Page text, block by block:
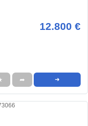
12.800 €
➦ ➜